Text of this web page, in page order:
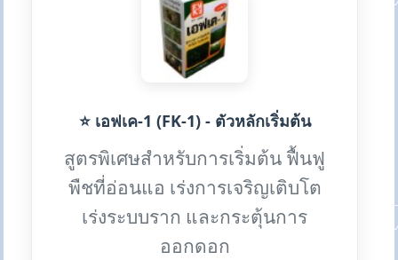
⭐ เอฟเค-1 (FK-1) - ตัวหลักเริ่มต้น
สูตรพิเศษสำหรับการเริ่มต้น ฟื้นฟู
พืชที่อ่อนแอ เร่งการเจริญเติบโต
เร่งระบบราก และกระตุ้นการ
ออกดอก